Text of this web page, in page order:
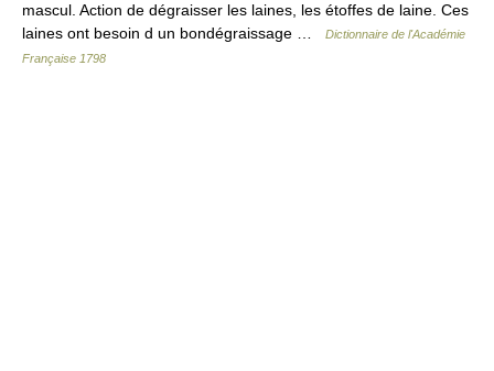
mascul. Action de dégraisser les laines, les étoffes de laine. Ces
laines ont besoin d un bondégraissage …
Dictionnaire de l'Académie
Française 1798